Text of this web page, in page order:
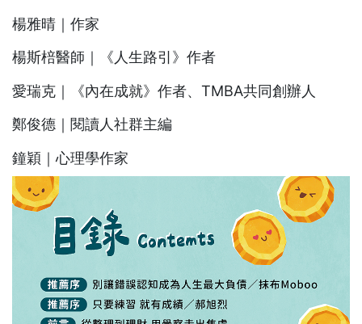
楊雅晴｜作家
楊斯棓醫師｜《人生路引》作者
愛瑞克｜《內在成就》作者、TMBA共同創辦人
鄭俊德｜閱讀人社群主編
鐘穎｜心理學作家